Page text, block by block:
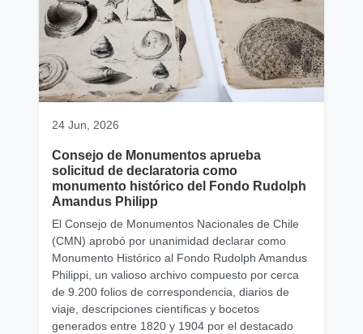
24 Jun, 2026
Consejo de Monumentos aprueba
solicitud de declaratoria como
monumento histórico del Fondo Rudolph
Amandus Philipp
El Consejo de Monumentos Nacionales de Chile
(CMN) aprobó por unanimidad declarar como
Monumento Histórico al Fondo Rudolph Amandus
Philippi, un valioso archivo compuesto por cerca
de 9.200 folios de correspondencia, diarios de
viaje, descripciones científicas y bocetos
generados entre 1820 y 1904 por el destacado